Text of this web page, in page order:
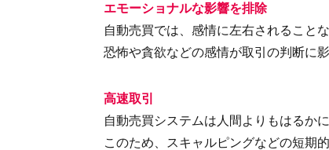
エモーショナルな影響を排除
自動売買では、感情に左右されること
恐怖や貪欲などの感情が取引の判断に
高速取引
自動売買システムは人間よりもはるか
このため、スキャルピングなどの短期